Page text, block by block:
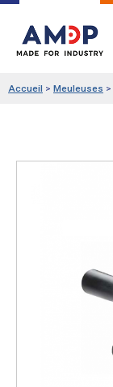
Accueil > Meuleuses >